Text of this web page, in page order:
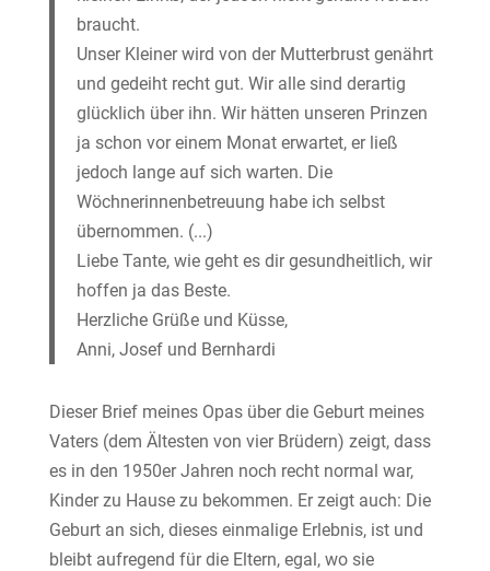
braucht.
Unser Kleiner wird von der Mutterbrust genährt
und gedeiht recht gut. Wir alle sind derartig
glücklich über ihn. Wir hätten unseren Prinzen
ja schon vor einem Monat erwartet, er ließ
jedoch lange auf sich warten. Die
Wöchnerinnenbetreuung habe ich selbst
übernommen. (...)
Liebe Tante, wie geht es dir gesundheitlich, wir
hoffen ja das Beste.
Herzliche Grüße und Küsse,
Anni, Josef und Bernhardi
Dieser Brief meines Opas über die Geburt meines
Vaters (dem Ältesten von vier Brüdern) zeigt, dass
es in den 1950er Jahren noch recht normal war,
Kinder zu Hause zu bekommen. Er zeigt auch: Die
Geburt an sich, dieses einmalige Erlebnis, ist und
bleibt aufregend für die Eltern, egal, wo sie